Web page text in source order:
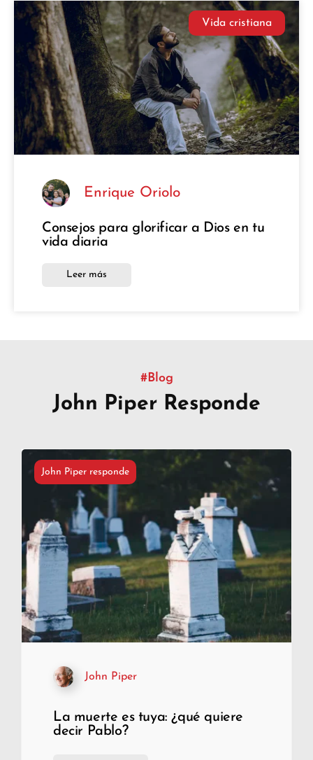
Vida cristiana
Enrique Oriolo
Consejos para glorificar a Dios en tu
vida diaria
Leer más
#Blog
John Piper Responde
John Piper responde
John Piper
La muerte es tuya: ¿qué quiere
decir Pablo?